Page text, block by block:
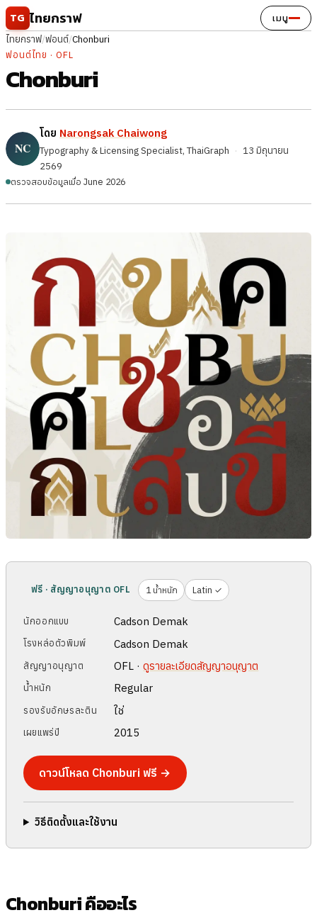
ข้ามไปยังเนื้อหา
TG ไทยกราฟ เมนู
ไทยกราฟ/ฟอนต์/Chonburi
ฟอนต์ไทย · OFL
Chonburi
โดย Narongsak Chaiwong
Typography & Licensing Specialist, ThaiGraph · 13 มิถุนายน
2569
ตรวจสอบข้อมูลเมื่อ June 2026
ฟรี · สัญญาอนุญาต OFL 1 น้ำหนัก Latin ✓
นักออกแบบ Cadson Demak
โรงหล่อตัวพิมพ์ Cadson Demak
สัญญาอนุญาต OFL ·ดูรายละเอียดสัญญาอนุญาต
น้ำหนัก Regular
รองรับอักษรละติน ใช่
เผยแพร่ปี 2015
ดาวน์โหลด Chonburi ฟรี →
วิธีติดตั้งและใช้งาน
Chonburi คืออะไร